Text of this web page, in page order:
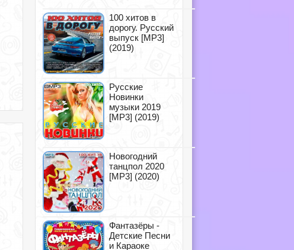
100 хитов в
дорогу. Русский
выпуск [MP3]
(2019)
Русские
Новинки
музыки 2019
[MP3] (2019)
Новогодний
танцпол 2020
[MP3] (2020)
Фантазёры -
Детские Песни
и Караоке